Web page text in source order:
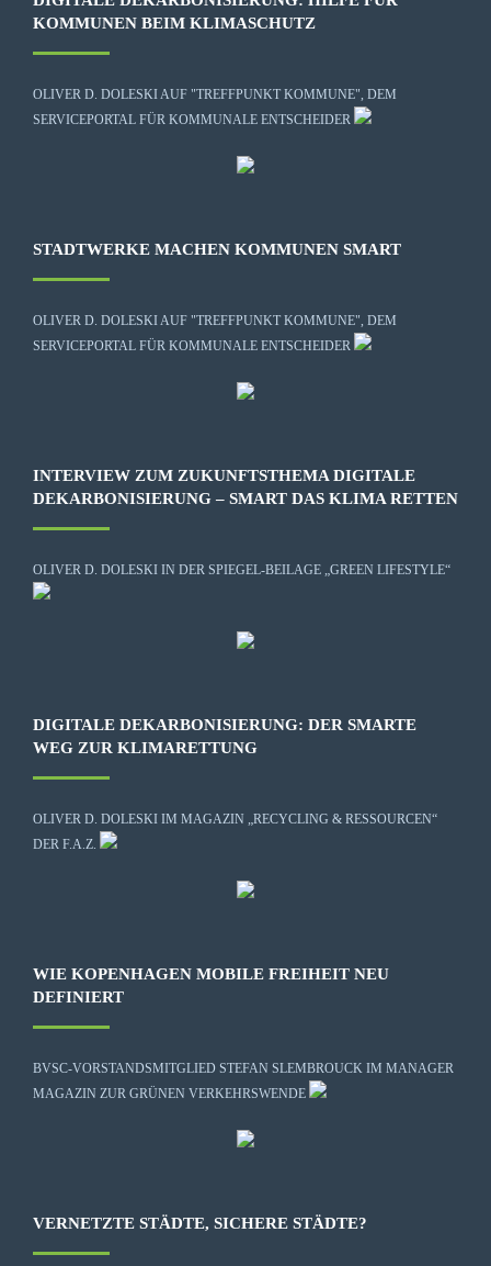
KOMMUNEN BEIM KLIMASCHUTZ
OLIVER D. DOLESKI AUF "TREFFPUNKT KOMMUNE", DEM
SERVICEPORTAL FÜR KOMMUNALE ENTSCHEIDER
STADTWERKE MACHEN KOMMUNEN SMART
OLIVER D. DOLESKI AUF "TREFFPUNKT KOMMUNE", DEM
SERVICEPORTAL FÜR KOMMUNALE ENTSCHEIDER
INTERVIEW ZUM ZUKUNFTSTHEMA DIGITALE
DEKARBONISIERUNG – SMART DAS KLIMA RETTEN
OLIVER D. DOLESKI IN DER SPIEGEL-BEILAGE „GREEN LIFESTYLE“
DIGITALE DEKARBONISIERUNG: DER SMARTE
WEG ZUR KLIMARETTUNG
OLIVER D. DOLESKI IM MAGAZIN „RECYCLING & RESSOURCEN“
DER F.A.Z.
WIE KOPENHAGEN MOBILE FREIHEIT NEU
DEFINIERT
BVSC-VORSTANDSMITGLIED STEFAN SLEMBROUCK IM MANAGER
MAGAZIN ZUR GRÜNEN VERKEHRSWENDE
VERNETZTE STÄDTE, SICHERE STÄDTE?